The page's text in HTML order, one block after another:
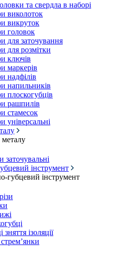
та свердла в наборі
виколоток
викруток
головок
для заточування
для розмітки
ключів
маркерів
надфілів
напильників
плоскогубців
рашпилів
стамесок
універсальні
заточувальні
інструмент
губцевий інструмент
ізоляції